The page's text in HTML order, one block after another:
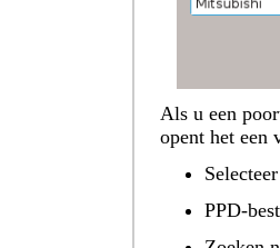
Als u een
opent het een
PPD-